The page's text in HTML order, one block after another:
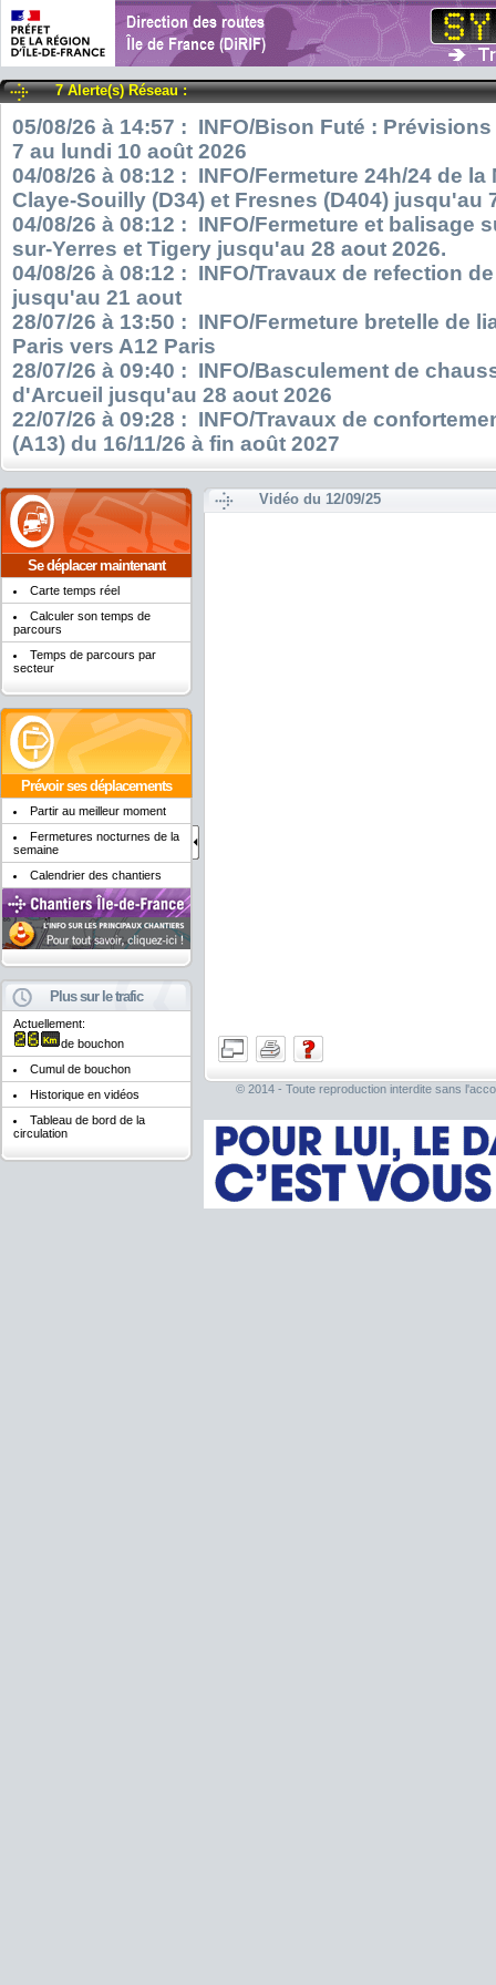
7 Alerte(s) Réseau :
05/08/26 à 14:57 : INFO/Bison Futé :
7 au lundi 10 août 2026
04/08/26 à 08:12 : INFO/Fermeture 24h/24 de
Claye-Souilly (D34) et Fresnes (D404) jusqu'au
04/08/26 à 08:12 : INFO/Fermeture et balisage
sur-Yerres et Tigery jusqu'au 28 aout 2026.
04/08/26 à 08:12 : INFO/Travaux de refection
jusqu'au 21 aout
28/07/26 à 13:50 : INFO/Fermeture bretelle de
Paris vers A12 Paris
28/07/26 à 09:40 : INFO/Basculement de
d'Arcueil jusqu'au 28 aout 2026
22/07/26 à 09:28 : INFO/Travaux de
(A13) du 16/11/26 à fin août 2027
Se déplacer maintenant
Carte temps réel
Calculer son temps de
parcours
Temps de parcours par
secteur
Prévoir ses déplacements
Partir au meilleur moment
Fermetures nocturnes de la
semaine
Calendrier des chantiers
Plus sur le trafic
Actuellement:
de bouchon
Cumul de bouchon
Historique en vidéos
Tableau de bord de la
circulation
Vidéo du 12/09/25
© 2014 - Toute reproduction interdite sans